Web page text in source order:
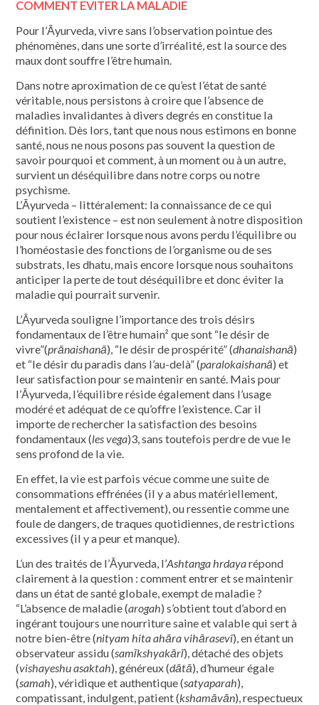
COMMENT EVITER LA MALADIE
Pour l’Āyurveda, vivre sans l’observation pointue des
phénomènes, dans une sorte d’irréalité, est la source des
maux dont souffre l’être humain.
Dans notre aproximation de ce qu’est l’état de santé
véritable, nous persistons à croire que l’absence de
maladies invalidantes à divers degrés en constitue la
définition. Dès lors, tant que nous nous estimons en bonne
santé, nous ne nous posons pas souvent la question de
savoir pourquoi et comment, à un moment ou à un autre,
survient un déséquilibre dans notre corps ou notre
psychisme.
L’Āyurveda – littéralement: la connaissance de ce qui
soutient l’existence – est non seulement à notre disposition
pour nous éclairer lorsque nous avons perdu l’équilibre ou
l’homéostasie des fonctions de l’organisme ou de ses
substrats, les dhatu, mais encore lorsque nous souhaitons
anticiper la perte de tout déséquilibre et donc éviter la
maladie qui pourrait survenir.
L’Āyurveda souligne l’importance des trois désirs
fondamentaux de l’être humain² que sont “le désir de
vivre”(prānaishanā), “le désir de prospérité” (dhanaishanā)
et “le désir du paradis dans l’au-delà” (paralokaishanā) et
leur satisfaction pour se maintenir en santé. Mais pour
l’Āyurveda, l’équilibre réside également dans l’usage
modéré et adéquat de ce qu’offre l’existence. Car il
importe de rechercher la satisfaction des besoins
fondamentaux (les vega)3, sans toutefois perdre de vue le
sens profond de la vie.
En effet, la vie est parfois vécue comme une suite de
consommations effrénées (il y a abus matériellement,
mentalement et affectivement), ou ressentie comme une
foule de dangers, de traques quotidiennes, de restrictions
excessives (il y a peur et manque).
L’un des traités de l’Āyurveda, l’Ashtanga hrdayarépond
clairement à la question : comment entrer et se maintenir
dans un état de santé globale, exempt de maladie ?
“L’absence de maladie (arogah) s’obtient tout d’abord en
ingérant toujours une nourriture saine et valable qui sert à
notre bien-être (nityam hita ahāra vihārasevî), en étant un
observateur assidu (samīkshyakārī), détaché des objets
(vishayeshu asaktah), généreux (dātā), d’humeur égale
(samah), véridique et authentique (satyaparah),
compatissant, indulgent, patient (kshamāvān), respectueux